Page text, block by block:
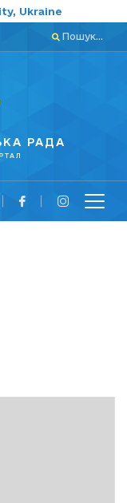
Ukraine
Пошук...
РАДА